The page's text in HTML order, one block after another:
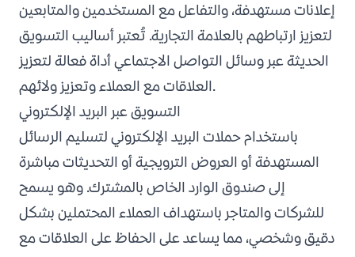
إعلانات مستهدفة، والتفاعل مع المستخدمين والمتابعين
لتعزيز ارتباطهم بالعلامة التجارية. تُعتبر أساليب التسويق
الحديثة عبر وسائل التواصل الاجتماعي أداة فعالة لتعزيز
العلاقات مع العملاء وتعزيز ولائهم.
التسويق عبر البريد الإلكتروني
باستخدام حملات البريد الإلكتروني لتسليم الرسائل
المستهدفة أو العروض الترويجية أو التحديثات مباشرة
إلى صندوق الوارد الخاص بالمشترك. وهو يسمح
للشركات والمتاجر باستهداف العملاء المحتملين بشكل
دقيق وشخصي، مما يساعد على الحفاظ على العلاقات مع